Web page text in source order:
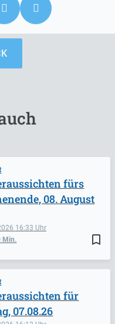
bookmark_border
16:33
Min.
fürs
08. August
für
07.08.26